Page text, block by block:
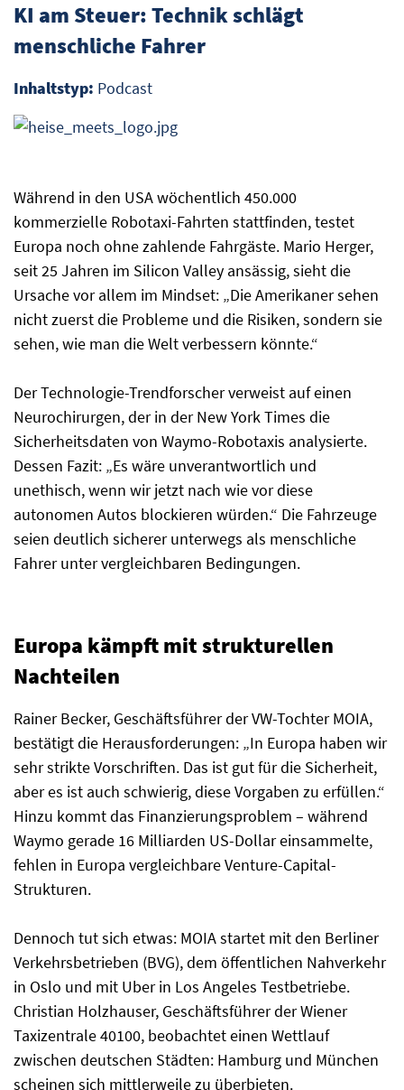
Während in den USA wöchentlich 450.000
kommerzielle Robotaxi-Fahrten stattfinden, testet
Europa noch ohne zahlende Fahrgäste. Mario Herger,
seit 25 Jahren im Silicon Valley ansässig, sieht die
Ursache vor allem im Mindset: „Die Amerikaner sehen
nicht zuerst die Probleme und die Risiken, sondern sie
sehen, wie man die Welt verbessern könnte.“
Der Technologie-Trendforscher verweist auf einen
Neurochirurgen, der in der New York Times die
Sicherheitsdaten von Waymo-Robotaxis analysierte.
Dessen Fazit: „Es wäre unverantwortlich und
unethisch, wenn wir jetzt nach wie vor diese
autonomen Autos blockieren würden.“ Die Fahrzeuge
seien deutlich sicherer unterwegs als menschliche
Fahrer unter vergleichbaren Bedingungen.
Europa kämpft mit strukturellen
Nachteilen
Rainer Becker, Geschäftsführer der VW-Tochter MOIA,
bestätigt die Herausforderungen: „In Europa haben wir
sehr strikte Vorschriften. Das ist gut für die Sicherheit,
aber es ist auch schwierig, diese Vorgaben zu erfüllen.“
Hinzu kommt das Finanzierungsproblem – während
Waymo gerade 16 Milliarden US-Dollar einsammelte,
fehlen in Europa vergleichbare Venture-Capital-
Strukturen.
Dennoch tut sich etwas: MOIA startet mit den Berliner
Verkehrsbetrieben (BVG), dem öffentlichen Nahverkehr
in Oslo und mit Uber in Los Angeles Testbetriebe.
Christian Holzhauser, Geschäftsführer der Wiener
Taxizentrale 40100, beobachtet einen Wettlauf
zwischen deutschen Städten: Hamburg und München
scheinen sich mittlerweile zu überbieten.
KI am Steuer: Technik schlägt
menschliche Fahrer
Inhaltstyp: Podcast